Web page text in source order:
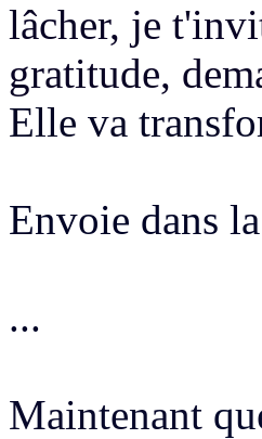
lâcher, je
gratitude,
Elle va
Envoie dans
...
Maintenant